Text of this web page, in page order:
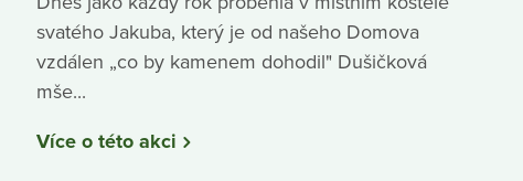
svatého Jakuba, který je od našeho Domova
vzdálen „co by kamenem dohodil" Dušičková
mše...
Více o této akci